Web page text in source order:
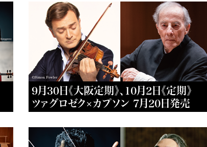
9月30日《大阪定期》、10月2日《定期》
ツァグロゼク×カプソン 7月20日発売